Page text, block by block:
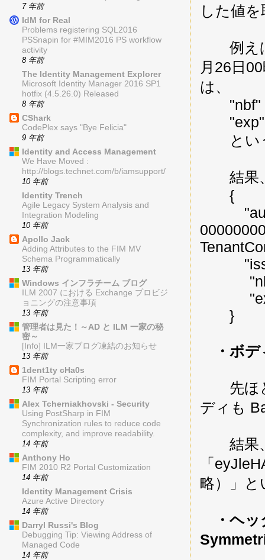
した値
例えば
月26日
は、
"nbf" :
"exp" :
という
結果、
{
"aud":
"iss":
"nbf":
"exp":
}
・ボ
先ほど
ディも
結果
「
略）」
・ヘ
7 年前
IdM for Real
Problems registering SQL2016
PSSnapin for #MIM2016 PS workflow
activity
8 年前
The Identity Management Explorer
Microsoft Identity Manager 2016 SP1
hotfix (4.5.26.0) Released
8 年前
CShark
CodePlex says "Bye Felicia"
9 年前
Identity and Access Management
We Have Moved :
http://blogs.technet.com/b/iamsupport/
10 年前
Identity Trench
Agile Legacy System Analysis and
Integration Modeling
10 年前
Apollo Jack
Adding Attributes to the FIM MV
Schema Programmatically
13 年前
Windows インフラチーム ブログ
ILM 2007 における Exchange プロビジ
ョニングの注意事項
13 年前
管理者は見た！～AD と ILM 一家の秘
密～
[Info] ILM一家ブログ凍結のお知らせ
13 年前
1dent1ty cHa0s
FIM Portal Scripting error
13 年前
Alex Tcherniakhovski - Security
Using PostSharp in FIM
Synchronization rules to reduce code
complexity, and improve readability.
14 年前
Anthony Ho
FIM 2010 R2 Portal Customization
14 年前
Identity Management Crisis
Azure Active Directory
14 年前
Darryl Russi's Blog
Debugging Tip: Viewing Address of
Managed Code
14 年前